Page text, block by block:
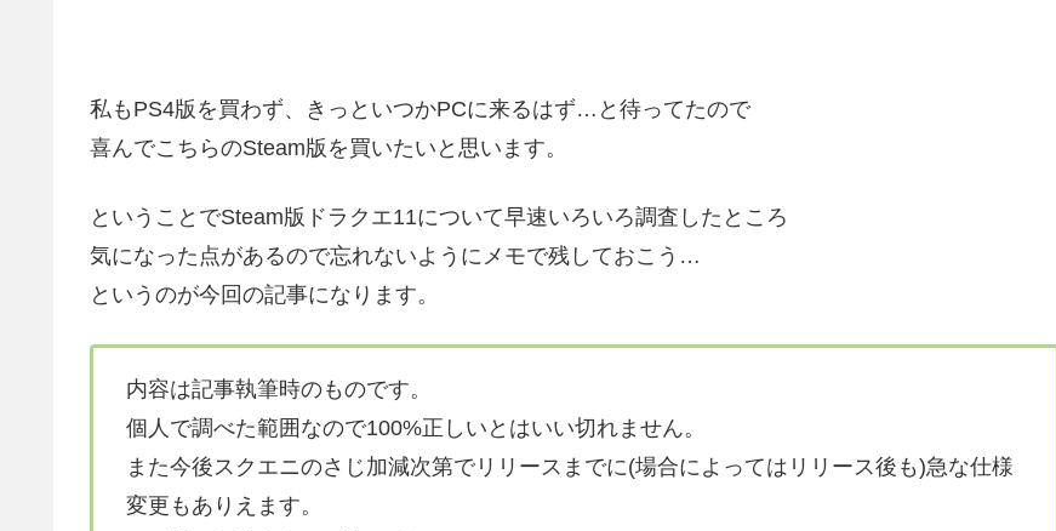
私もPS4版を買わず、きっといつかPCに来るはず…と待ってたので
喜んでこちらのSteam版を買いたいと思います。
ということでSteam版ドラクエ11について早速いろいろ調査したところ
気になった点があるので忘れないようにメモで残しておこう…
というのが今回の記事になります。
内容は記事執筆時のものです。
個人で調べた範囲なので100%正しいとはいい切れません。
また今後スクエニのさじ加減次第でリリースまでに(場合によってはリリース後も)急な仕様
変更もありえます。